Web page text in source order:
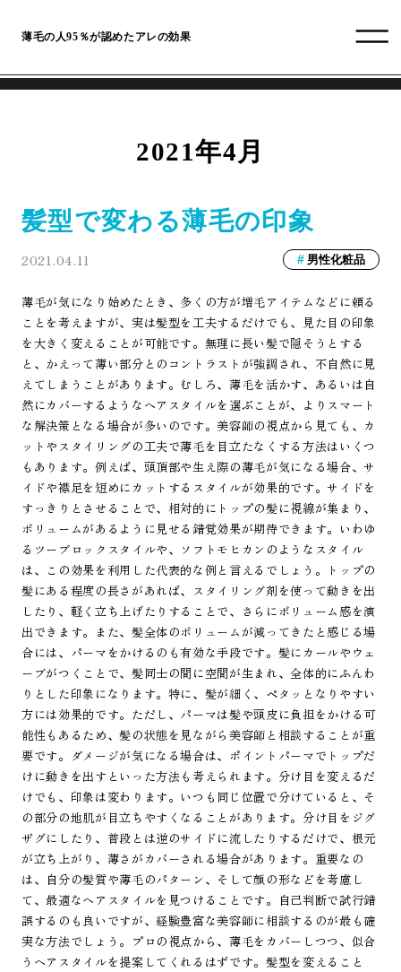
薄毛の人95％が認めたアレの効果
2021年4月
髪型で変わる薄毛の印象
2021.04.11 男性化粧品
薄毛が気になり始めたとき、多くの方が増毛アイテムなどに頼る
ことを考えますが、実は髪型を工夫するだけでも、見た目の印象
を大きく変えることが可能です。無理に長い髪で隠そうとする
と、かえって薄い部分とのコントラストが強調され、不自然に見
えてしまうことがあります。むしろ、薄毛を活かす、あるいは自
然にカバーするようなヘアスタイルを選ぶことが、よりスマート
な解決策となる場合が多いのです。美容師の視点から見ても、カ
ットやスタイリングの工夫で薄毛を目立たなくする方法はいくつ
もあります。例えば、頭頂部や生え際の薄毛が気になる場合、サ
イドや襟足を短めにカットするスタイルが効果的です。サイドを
すっきりとさせることで、相対的にトップの髪に視線が集まり、
ボリュームがあるように見せる錯覚効果が期待できます。いわゆ
るツーブロックスタイルや、ソフトモヒカンのようなスタイル
は、この効果を利用した代表的な例と言えるでしょう。トップの
髪にある程度の長さがあれば、スタイリング剤を使って動きを出
したり、軽く立ち上げたりすることで、さらにボリューム感を演
出できます。また、髪全体のボリュームが減ってきたと感じる場
合には、パーマをかけるのも有効な手段です。髪にカールやウェ
ーブがつくことで、髪同士の間に空間が生まれ、全体的にふんわ
りとした印象になります。特に、髪が細く、ペタッとなりやすい
方には効果的です。ただし、パーマは髪や頭皮に負担をかける可
能性もあるため、髪の状態を見ながら美容師と相談することが重
要です。ダメージが気になる場合は、ポイントパーマでトップだ
けに動きを出すといった方法も考えられます。分け目を変えるだ
けでも、印象は変わります。いつも同じ位置で分けていると、そ
の部分の地肌が目立ちやすくなることがあります。分け目をジグ
ザグにしたり、普段とは逆のサイドに流したりするだけで、根元
が立ち上がり、薄さがカバーされる場合があります。重要なの
は、自分の髪質や薄毛のパターン、そして顔の形などを考慮し
て、最適なヘアスタイルを見つけることです。自己判断で試行錯
誤するのも良いですが、経験豊富な美容師に相談するのが最も確
実な方法でしょう。プロの視点から、薄毛をカバーしつつ、似合
うヘアスタイルを提案してくれるはずです。髪型を変えること